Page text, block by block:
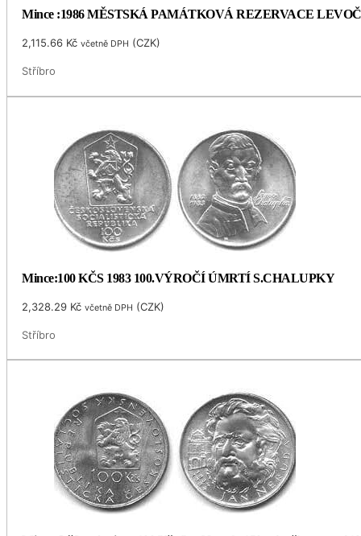
Mince :1986 MĚSTSKÁ PAMÁTKOVÁ REZERVACE
2,115.66 Kč včetně DPH (CZK)
Stříbro
Mince:100 KČS 1983 100.VÝROČÍ ÚMRTÍ S.CHALUPKY
2,328.29 Kč včetně DPH (CZK)
Stříbro